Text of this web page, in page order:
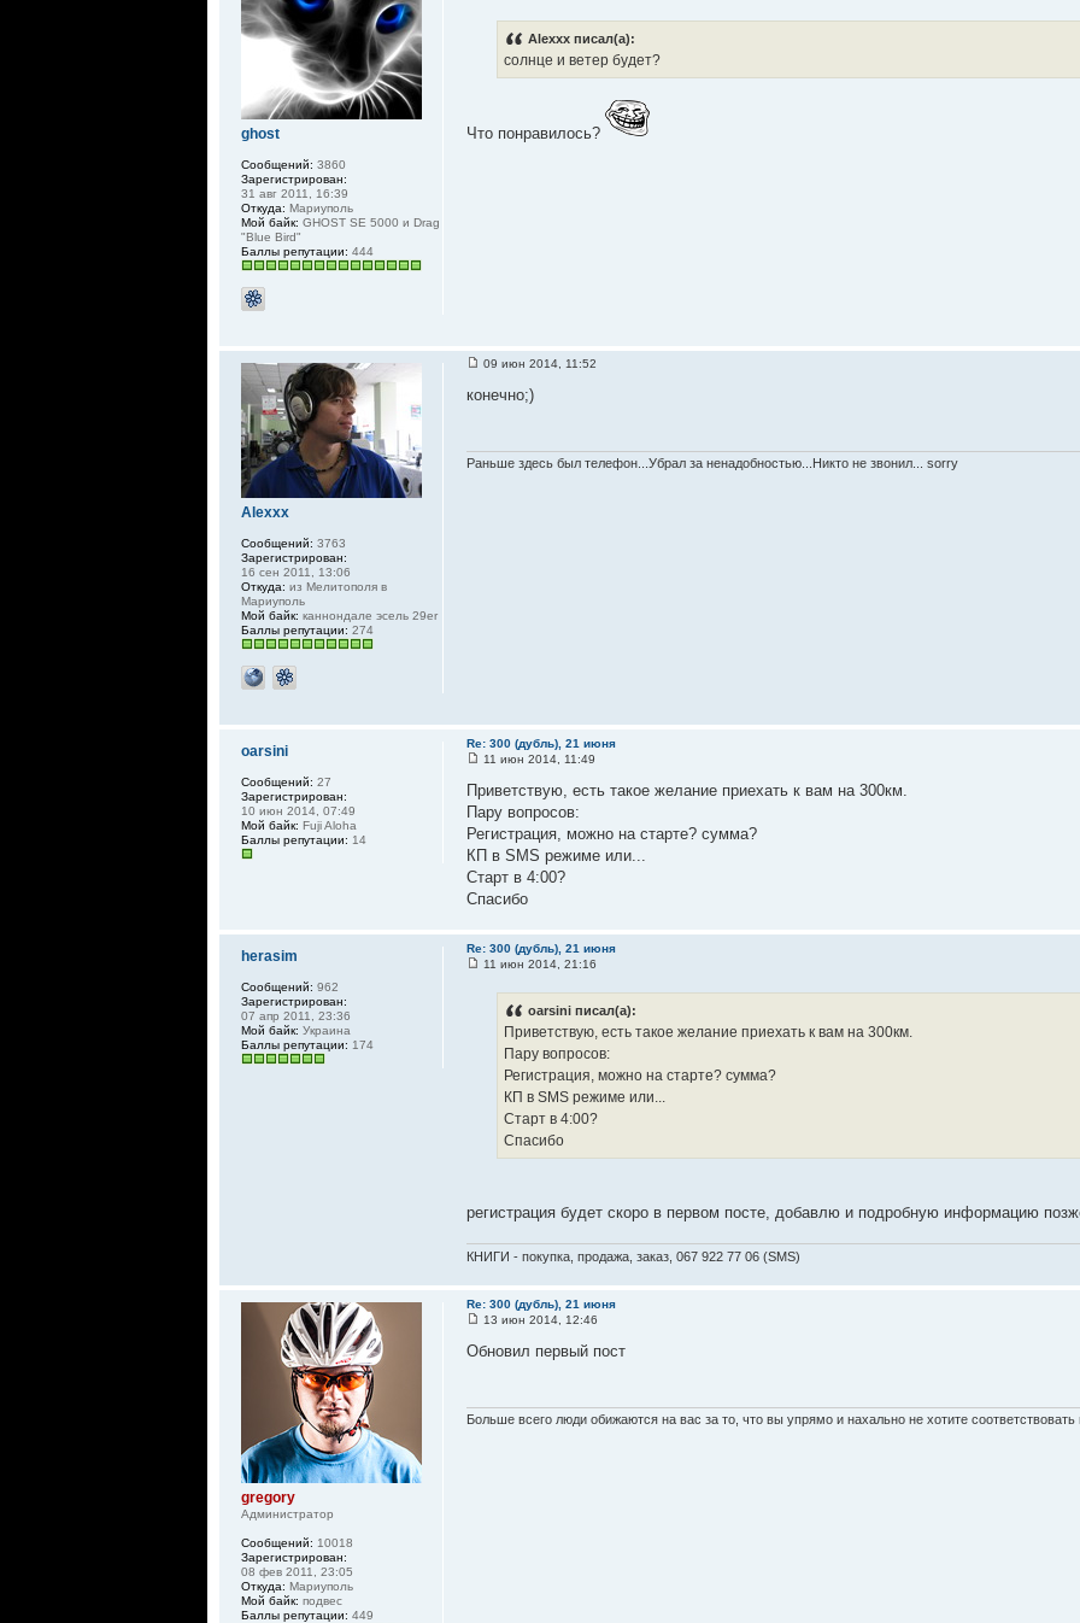
Alexxx писал(а):
солнце и ветер будет?
Что понравилось?
ghost
Сообщений: 3860
Зарегистрирован:
31 авг 2011, 16:39
Откуда: Мариуполь
Мой байк: GHOST SE 5000 и Drag
"Blue Bird"
Баллы репутации: 444
09 июн 2014, 11:52
конечно;)
Раньше здесь был телефон...Убрал за ненадобностью...Никто не звонил... sorry
Alexxx
Сообщений: 3763
Зарегистрирован:
16 сен 2011, 13:06
Откуда: из Мелитополя в
Мариуполь
Мой байк: каннондале эсель 29er
Баллы репутации: 274
Re: 300 (дубль), 21 июня
11 июн 2014, 11:49
Приветствую, есть такое желание приехать к вам на 300км.
Пару вопросов:
Регистрация, можно на старте? сумма?
КП в SMS режиме или...
Старт в 4:00?
Спасибо
oarsini
Сообщений: 27
Зарегистрирован:
10 июн 2014, 07:49
Мой байк: Fuji Aloha
Баллы репутации: 14
Re: 300 (дубль), 21 июня
11 июн 2014, 21:16
oarsini писал(а):
Приветствую, есть такое желание приехать к вам на 300км.
Пару вопросов:
Регистрация, можно на старте? сумма?
КП в SMS режиме или...
Старт в 4:00?
Спасибо
регистрация будет скоро в первом посте, добавлю и подробную информацию
КНИГИ - покупка, продажа, заказ, 067 922 77 06 (SMS)
herasim
Сообщений: 962
Зарегистрирован:
07 апр 2011, 23:36
Мой байк: Украина
Баллы репутации: 174
Re: 300 (дубль), 21 июня
13 июн 2014, 12:46
Обновил первый пост
Больше всего люди обижаются на вас за то, что вы упрямо и нахально не хотите
gregory
Администратор
Сообщений: 10018
Зарегистрирован:
08 фев 2011, 23:05
Откуда: Мариуполь
Мой байк: подвес
Баллы репутации: 449